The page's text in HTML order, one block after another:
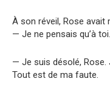
À son réveil, Rose avait
— Je ne pensais qu’à
— Je suis désolé, Rose.
Tout est de ma faute.